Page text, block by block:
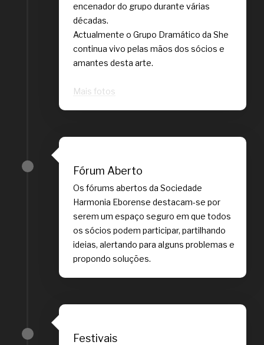
encenador do grupo durante várias
décadas.
Actualmente o Grupo Dramático da She
continua vivo pelas mãos dos sócios e
amantes desta arte.
Mais fotos
Fórum Aberto
Os fórums abertos da Sociedade
Harmonia Eborense destacam-se por
serem um espaço seguro em que todos
os sócios podem participar, partilhando
ideias, alertando para alguns problemas e
propondo soluções.
Festivais